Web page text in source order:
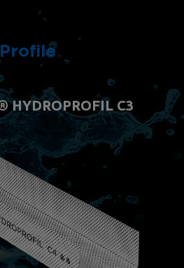
Profile
HYDROPROFIL C3